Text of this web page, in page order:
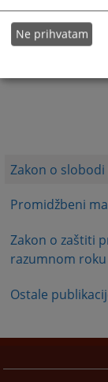
Zakon o
Promidžbeni
Zakon o zaštiti
razumnom roku
Ostale
Ne prihvatam